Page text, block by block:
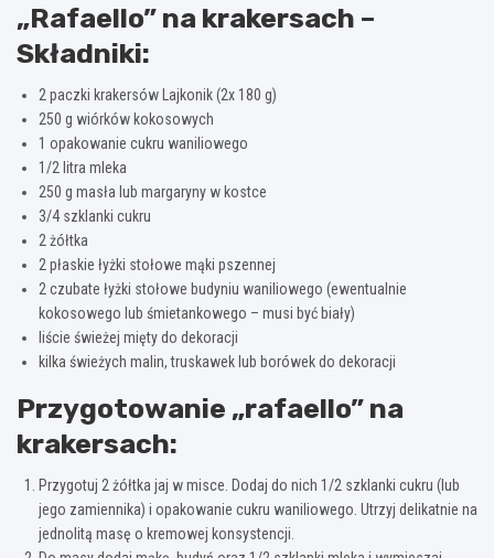
„Rafaello” na krakersach –
Składniki:
2 paczki krakersów Lajkonik (2x 180 g)
250 g wiórków kokosowych
1 opakowanie cukru waniliowego
1/2 litra mleka
250 g masła lub margaryny w kostce
3/4 szklanki cukru
2 żółtka
2 płaskie łyżki stołowe mąki pszennej
2 czubate łyżki stołowe budyniu waniliowego (ewentualnie
kokosowego lub śmietankowego – musi być biały)
liście świeżej mięty do dekoracji
kilka świeżych malin, truskawek lub borówek do dekoracji
Przygotowanie „rafaello” na
krakersach:
Przygotuj 2 żółtka jaj w misce. Dodaj do nich 1/2 szklanki cukru (lub
jego zamiennika) i opakowanie cukru waniliowego. Utrzyj delikatnie na
jednolitą masę o kremowej konsystencji.